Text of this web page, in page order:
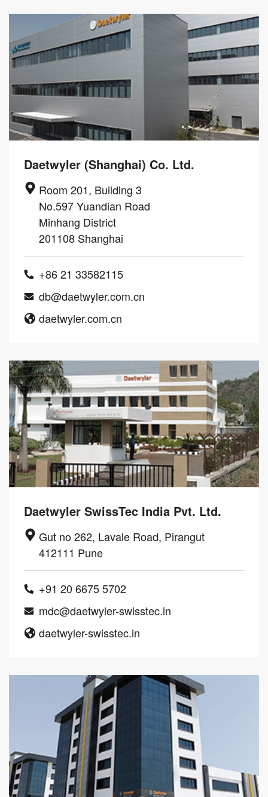
Daetwyler (Shanghai) Co. Ltd.
Room 201, Building 3
No.597 Yuandian Road
Minhang District
201108 Shanghai
+86 21 33582115
db@daetwyler.com.cn
daetwyler.com.cn
Daetwyler SwissTec India Pvt. Ltd.
Gut no 262, Lavale Road, Pirangut
412111 Pune
+91 20 6675 5702
mdc@daetwyler-swisstec.in
daetwyler-swisstec.in